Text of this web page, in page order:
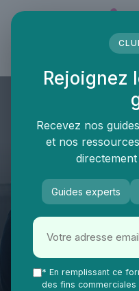
QVT Market Enjeux dans la
Éviter
optimiser les
travail pour
Rejoignez
Recevez nos
et nos
Guides experts
* En remplissant ce
des fins
Panneau de gestion des